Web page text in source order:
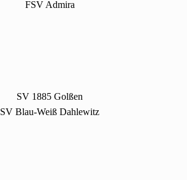
FSV Admira
SV 1885 Golßen
SV Blau-Weiß Dahlewitz